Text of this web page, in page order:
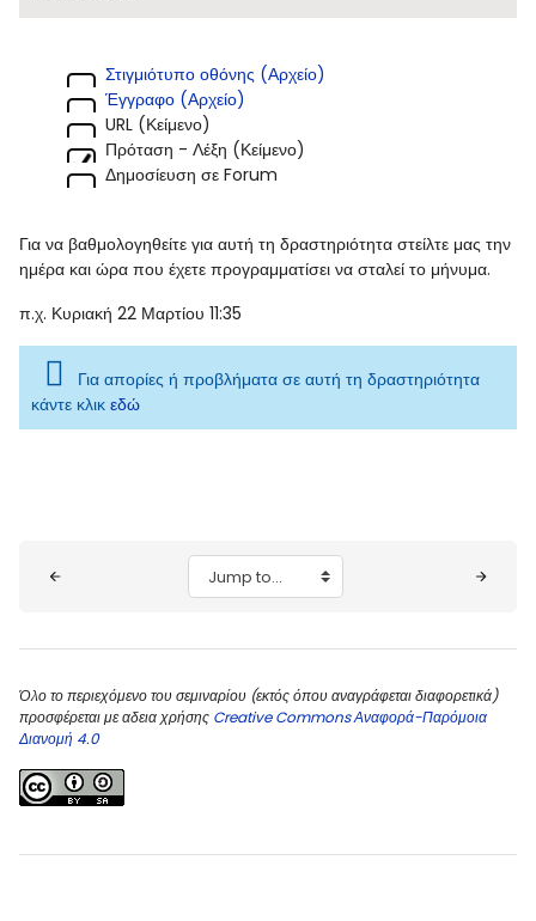
Στιγμιότυπο οθόνης (Αρχείο)
Έγγραφο (Αρχείο)
URL (Κείμενο)
Πρόταση - Λέξη (Κείμενο)
Δημοσίευση σε Forum
Για να βαθμολογηθείτε για αυτή τη δραστηριότητα στείλτε μας την
ημέρα και ώρα που έχετε προγραμματίσει να σταλεί το μήνυμα.
π.χ. Κυριακή 22 Μαρτίου 11:35
Για απορίες ή προβλήματα σε αυτή τη δραστηριότητα
κάντε κλικ εδώ
Jump to...
Όλο το περιεχόμενο του σεμιναρίου (εκτός όπου αναγράφεται διαφορετικά)
προσφέρεται με αδεια χρήσης Creative Commons Αναφορά-Παρόμοια
Διανομή 4.0